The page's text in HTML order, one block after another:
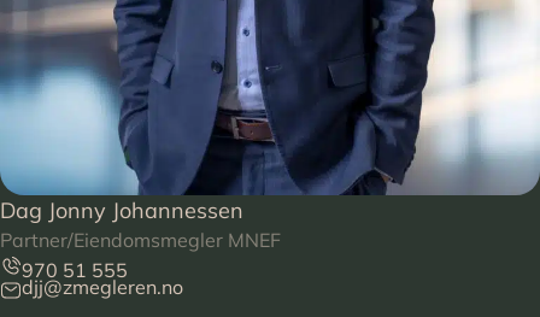
Dag Jonny Johannessen
Partner/Eiendomsmegler MNEF
970 51 555
djj@zmegleren.no